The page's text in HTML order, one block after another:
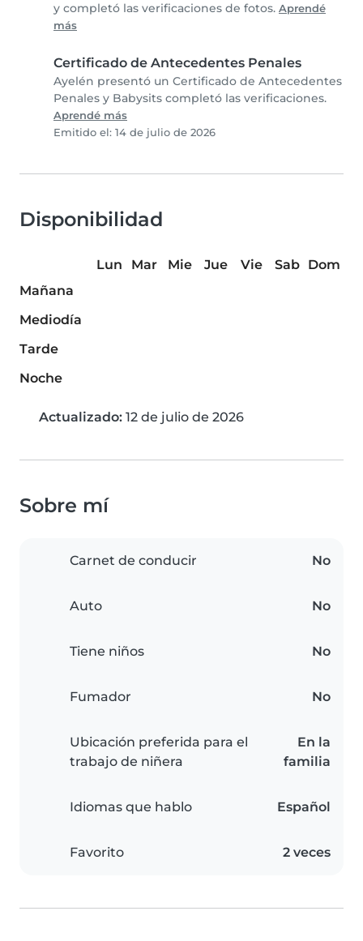
y completó las verificaciones de fotos. Aprendé
más
Certificado de Antecedentes Penales
Ayelén presentó un Certificado de Antecedentes
Penales y Babysits completó las verificaciones.
Aprendé más
Emitido el: 14 de julio de 2026
Disponibilidad
Lun Mar Mie Jue Vie Sab
Dom
Mañana
Mediodía
Tarde
Noche
Actualizado: 12 de julio de 2026
Sobre mí
Carnet de conducir No
Auto No
Tiene niños No
Fumador No
Ubicación preferida para el
trabajo de niñera
En la
familia
Idiomas que hablo Español
Favorito 2 veces